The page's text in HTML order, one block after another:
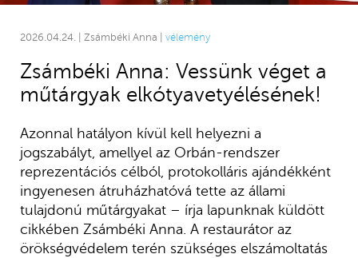
2026.04.24. | Zsámbéki Anna | vélemény
Zsámbéki Anna: Vessünk véget a
műtárgyak elkótyavetyélésének!
Azonnal hatályon kívül kell helyezni a
jogszabályt, amellyel az Orbán-rendszer
reprezentációs célból, protokolláris ajándékként
ingyenesen átruházhatóvá tette az állami
tulajdonú műtárgyakat – írja lapunknak küldött
cikkében Zsámbéki Anna. A restaurátor az
örökségvédelem terén szükséges elszámoltatás